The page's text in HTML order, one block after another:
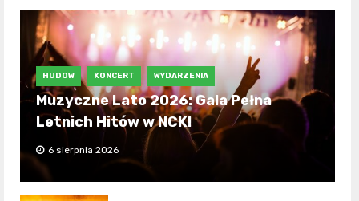
HUDOW KONCERT WYDARZENIA
Muzyczne Lato 2026: Gala Pełna
Letnich Hitów w NCK!
6 sierpnia 2026